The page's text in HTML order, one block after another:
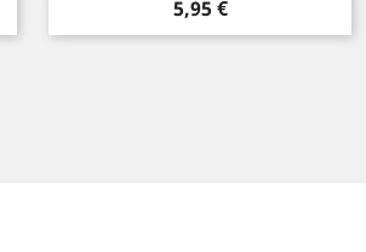
Precio
5,95 €